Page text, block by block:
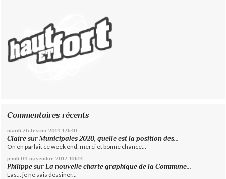
Commentaires récents
mardi 26 février 2019 17h40
Claire surMunicipales 2020, quelle est la position des...
On en parlait ce week end: merci et bonne chance...
jeudi 09 novembre 2017 10h14
Philippe sur La nouvelle charte graphique de la Commune...
Las... je ne sais dessiner...